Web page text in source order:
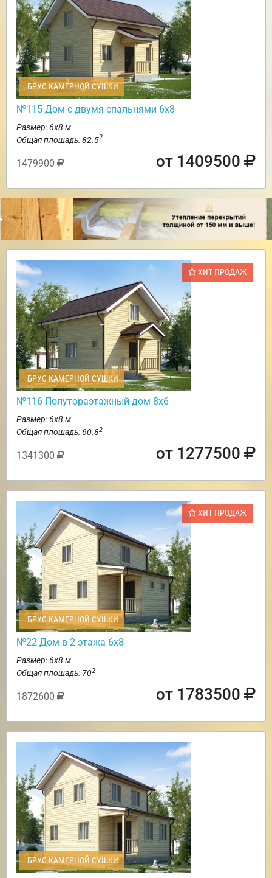
БРУС КАМЕРНОЙ СУШКИ
№115 Дом с двумя спальнями 6х8
Размер: 6х8 м
Общая площадь: 82.52
1479900 от 1409500
ХИТ ПРОДАЖ
БРУС КАМЕРНОЙ СУШКИ
№116 Полутораэтажный дом 8х6
Размер: 6х8 м
Общая площадь: 60.82
1341300 от 1277500
ХИТ ПРОДАЖ
БРУС КАМЕРНОЙ СУШКИ
№22 Дом в 2 этажа 6х8
Размер: 6х8 м
Общая площадь: 702
1872600 от 1783500
БРУС КАМЕРНОЙ СУШКИ